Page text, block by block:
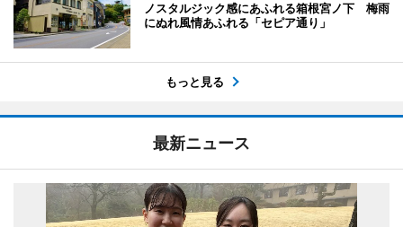
ノスタルジック感にあふれる箱根宮ノ下 梅雨
にぬれ風情あふれる「セピア通り」
もっと見る
最新ニュース